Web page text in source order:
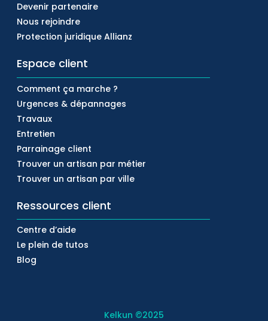
Devenir partenaire
Nous rejoindre
Protection juridique Allianz
Espace client
Comment ça marche ?
Urgences & dépannages
Travaux
Entretien
Parrainage client
Trouver un artisan par métier
Trouver un artisan par ville
Ressources client
Centre d’aide
Le plein de tutos
Blog
Kelkun ©2025